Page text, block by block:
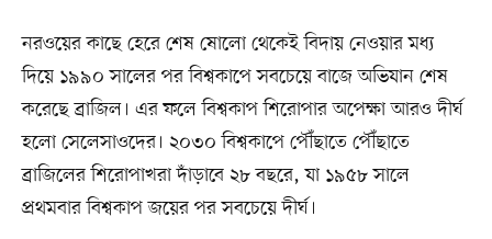
নরওয়ের কাছে হেরে শেষ ষোলো থেকেই বিদায় নেওয়ার মধ্য
দিয়ে ১৯৯০ সালের পর বিশ্বকাপে সবচেয়ে বাজে অভিযান শেষ
করেছে ব্রাজিল। এর ফলে বিশ্বকাপ শিরোপার অপেক্ষা আরও দীর্ঘ
হলো সেলেসাওদের। ২০৩০ বিশ্বকাপে পৌঁছাতে পৌঁছাতে
ব্রাজিলের শিরোপাখরা দাঁড়াবে ২৮ বছরে, যা ১৯৫৮ সালে
প্রথমবার বিশ্বকাপ জয়ের পর সবচেয়ে দীর্ঘ।